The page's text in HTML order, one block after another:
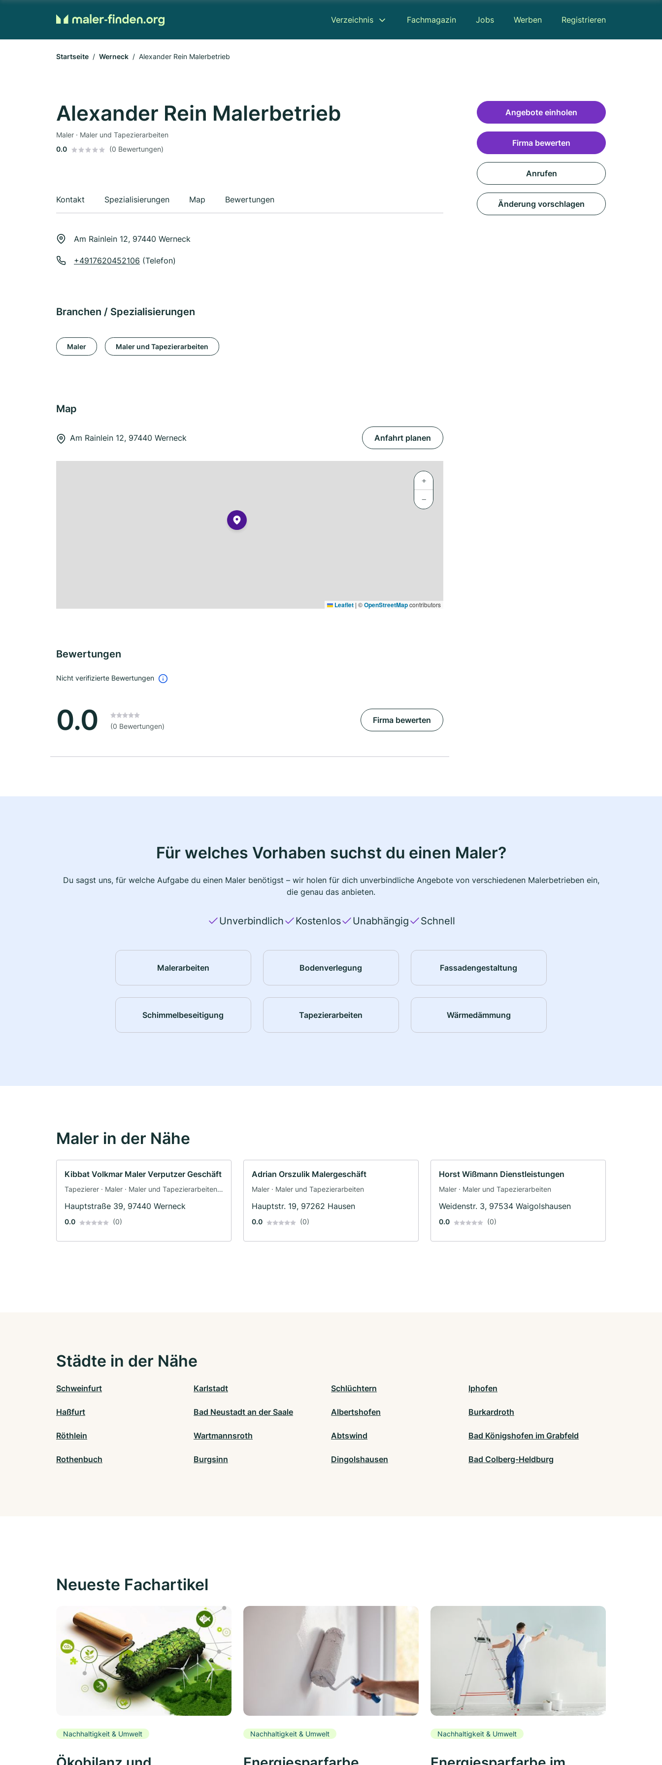
Verzeichnis Fachmagazin Jobs Werben Registrieren
Startseite Werneck Alexander Rein Malerbetrieb
Alexander Rein Malerbetrieb
Maler · Maler und Tapezierarbeiten
0.0
(0 Bewertungen)
Kontakt Spezialisierungen Map Bewertungen
Am Rainlein 12, 97440 Werneck
+4917620452106 (Telefon)
Branchen / Spezialisierungen
Maler Maler und Tapezierarbeiten
Map
Am Rainlein 12, 97440 Werneck Anfahrt planen
+
−
Leaflet | ©OpenStreetMapcontributors
Bewertungen
Nicht verifizierte Bewertungen
0.0 (0 Bewertungen)
Firma bewerten
Angebote einholen
Firma bewerten
Anrufen
Änderung vorschlagen
Für welches Vorhaben suchst du einen Maler?
Du sagst uns, für welche Aufgabe du einen Maler benötigst – wir holen für dich unverbindliche Angebote von verschiedenen Malerbetrieben ein,
die genau das anbieten.
Unverbindlich Kostenlos Unabhängig Schnell
Malerarbeiten Bodenverlegung Fassadengestaltung
Schimmelbeseitigung Tapezierarbeiten Wärmedämmung
Maler in der Nähe
Kibbat Volkmar Maler Verputzer Geschäft
Tapezierer · Maler · Maler und Tapezierarbeiten ·
Schimmelsanierung · Dämmung
Hauptstraße 39, 97440 Werneck
0.0 (0)
Adrian Orszulik Malergeschäft
Maler · Maler und Tapezierarbeiten
Hauptstr. 19, 97262 Hausen
0.0 (0)
Horst Wißmann Dienstleistungen
Maler · Maler und Tapezierarbeiten
Weidenstr. 3, 97534 Waigolshausen
0.0 (0)
Städte in der Nähe
Schweinfurt Karlstadt Schlüchtern Iphofen
Haßfurt Bad Neustadt an der Saale Albertshofen Burkardroth
Röthlein Wartmannsroth Abtswind Bad Königshofen im Grabfeld
Rothenbuch Burgsinn Dingolshausen Bad Colberg-Heldburg
Neueste Fachartikel
Nachhaltigkeit & Umwelt Nachhaltigkeit & Umwelt Nachhaltigkeit & Umwelt